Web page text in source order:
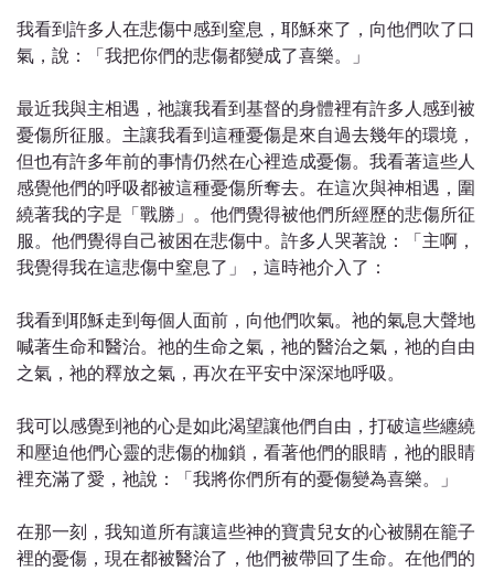
我看到許多人在悲傷中感到窒息，耶穌來了，向他們吹了口
氣，說：「我把你們的悲傷都變成了喜樂。」
最近我與主相遇，祂讓我看到基督的身體裡有許多人感到被
憂傷所征服。主讓我看到這種憂傷是來自過去幾年的環境，
但也有許多年前的事情仍然在心裡造成憂傷。我看著這些人
感覺他們的呼吸都被這種憂傷所奪去。在這次與神相遇，圍
繞著我的字是「戰勝」。他們覺得被他們所經歷的悲傷所征
服。他們覺得自己被困在悲傷中。許多人哭著說：「主啊，
我覺得我在這悲傷中窒息了」，這時祂介入了：
我看到耶穌走到每個人面前，向他們吹氣。祂的氣息大聲地
喊著生命和醫治。祂的生命之氣，祂的醫治之氣，祂的自由
之氣，祂的釋放之氣，再次在平安中深深地呼吸。
我可以感覺到祂的心是如此渴望讓他們自由，打破這些纏繞
和壓迫他們心靈的悲傷的枷鎖，看著他們的眼睛，祂的眼睛
裡充滿了愛，祂說：「我將你們所有的憂傷變為喜樂。」
在那一刻，我知道所有讓這些神的寶貴兒女的心被關在籠子
裡的憂傷，現在都被醫治了，他們被帶回了生命。在他們的